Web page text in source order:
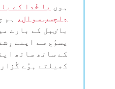
ہوں یا خُدا کے
دِلچسپ سوال،
ہم
باٸبل کے بارے
یسوُع سے اپنے
کے ساتھ ساتھ
کھیلتے ہوُے